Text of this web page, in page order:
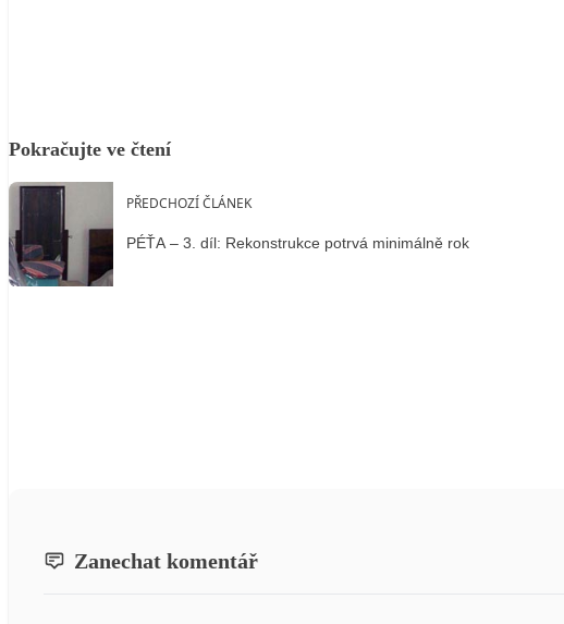
Pokračujte ve čtení
PŘEDCHOZÍ ČLÁNEK
PÉŤA – 3. díl: Rekonstrukce potrvá minimálně rok
Zanechat komentář